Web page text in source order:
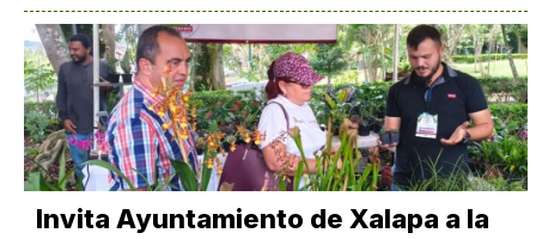
Invita Ayuntamiento de Xalapa a la